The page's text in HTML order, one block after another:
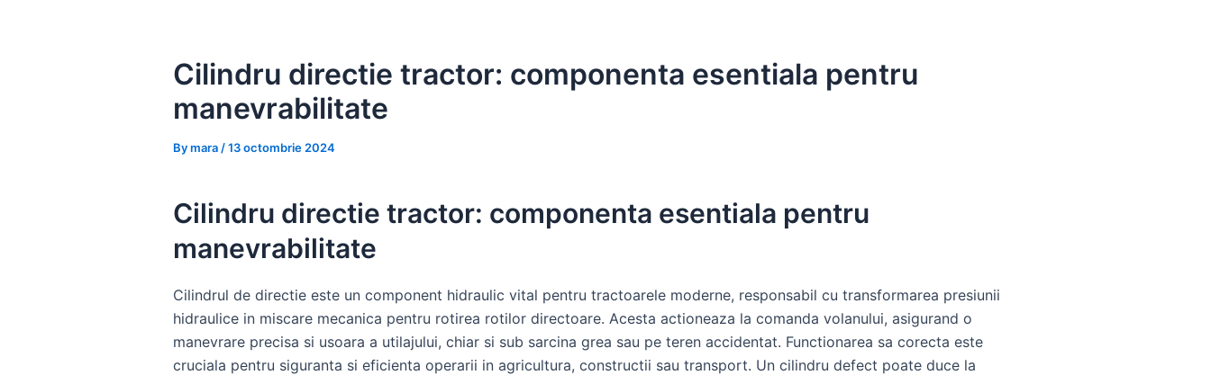
Cilindru directie tractor: componenta esentiala pentru
manevrabilitate
Bymara /13 octombrie 2024
Cilindru directie tractor: componenta esentiala pentru
manevrabilitate
Cilindrul de directie este un component hidraulic vital pentru tractoarele moderne, responsabil cu transformarea presiunii
hidraulice in miscare mecanica pentru rotirea rotilor directoare. Acesta actioneaza la comanda volanului, asigurand o
manevrare precisa si usoara a utilajului, chiar si sub sarcina grea sau pe teren accidentat. Functionarea sa corecta este
cruciala pentru siguranta si eficienta operarii in agricultura, constructii sau transport. Un cilindru defect poate duce la